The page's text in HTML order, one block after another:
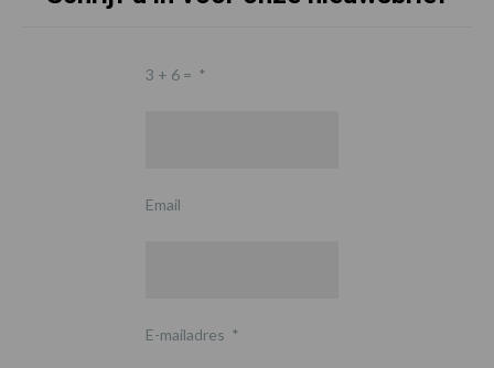
3 + 6 = *
Email
E-mailadres *